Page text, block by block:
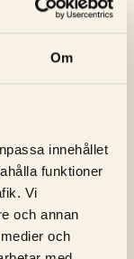
Om
innehållet
funktioner
Vi
och annan
och
Annie Potts,
Lee, Tim